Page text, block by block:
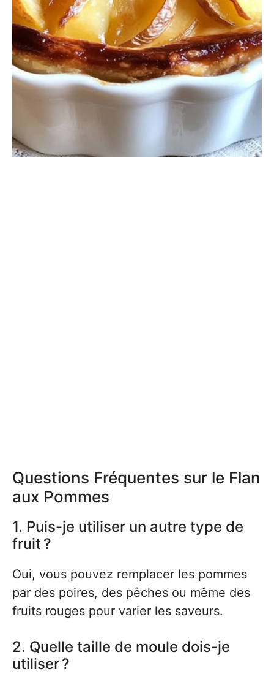
Questions Fréquentes sur le Flan
aux Pommes
1. Puis-je utiliser un autre type de
fruit ?
Oui, vous pouvez remplacer les pommes
par des poires, des pêches ou même des
fruits rouges pour varier les saveurs.
2. Quelle taille de moule dois-je
utiliser ?